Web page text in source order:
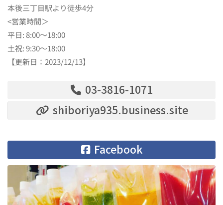
本後三丁目駅より徒歩4分
<営業時間＞
平日: 8:00〜18:00
土祝: 9:30〜18:00
【更新日：2023/12/13】
03-3816-1071
shiboriya935.business.site
Facebook